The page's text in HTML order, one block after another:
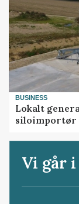
BUSINESS
Lokalt
siloimportør
Vi går i